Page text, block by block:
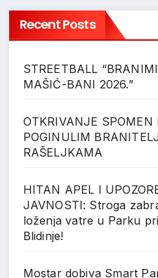
Recent Posts
STREETBALL
MAŠIĆ-BANI 2026.”
OTKRIVANJE SPOMEN
POGINULIM
RAŠELJKAMA
HITAN APEL I
JAVNOSTI: Stroga
loženja vatre u Parku
Blidinje!
Mostar dobiva Smart